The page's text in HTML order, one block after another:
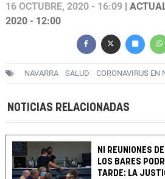
16 OCTUBRE, 2020 - 16:09 |
2020 - 12:00
NAVARRA SALUD CORONAVIRUS EN
NOTICIAS RELACIONADAS
NI REUNIONES
LOS BARES
TARDE: LA